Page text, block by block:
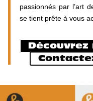
passionnés par l’art
se tient prête à vous